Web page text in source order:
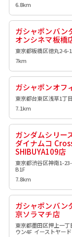
6.8km
ガシャポンバン
オンシネマ板橋
東京都板橋区徳丸2-
7km
ガシャポンオフ
東京都台東区浅草1丁
7.1km
ガンダムシリー
ダイナムコ
SHIBUYA109店
東京都渋谷区神南1-
B1F
7.8km
ガシャポンバン
京ソラマチ店
東京都墨田区押上一
ウン4F イーストヤー